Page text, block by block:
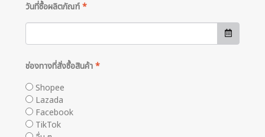
วันที่ซื้อผลิตภัณฑ์*
ช่องทางที่สั่งซื้อสินค้า*
Shopee
Lazada
Facebook
TikTok